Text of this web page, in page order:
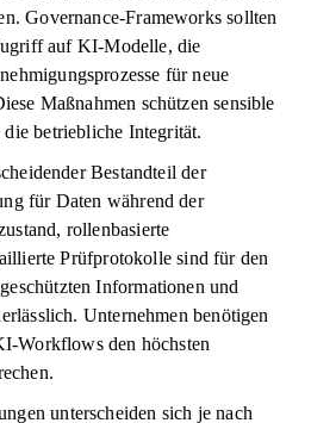
Governance-Frameworks sollten
auf KI-Modelle, die
für neue
Maßnahmen schützen sensible
betriebliche Integrität.
Bestandteil der
für Daten während der
rollenbasierte
Prüfprotokolle sind für den
Informationen und
Unternehmen benötigen
Workflows den höchsten
unterscheiden sich je nach